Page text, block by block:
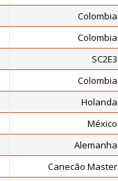
Colombia
Colombia
SC2E3
Colombia
Holanda
México
Alemanha
Canecão Master